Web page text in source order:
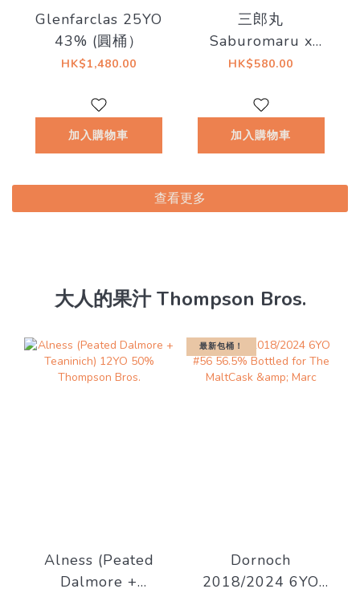
Glenfarclas 25YO
43% (圓桶）
HK$1,480.00
加入購物車
三郎丸
Saburomaru x
GUILTY GEAR
Blended Whiskey
25th Anniversary
Bottle 46％
HK$580.00
加入購物車
查看更多
大人的果汁 Thompson Bros.
Alness (Peated
Dalmore +
最新包桶！
Dornoch
2018/2024 6YO